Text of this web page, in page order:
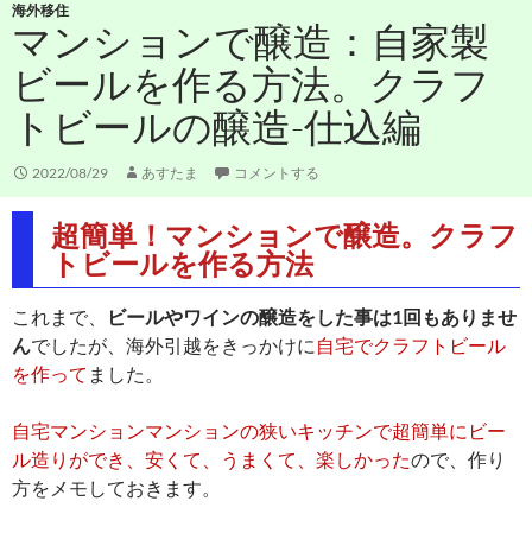
海外移住
マンションで醸造：自家製
ビールを作る方法。クラフ
トビールの醸造-仕込編
2022/08/29 あすたま コメントする
超簡単！マンションで醸造。クラフ
トビールを作る方法
これまで、
ビールやワインの醸造をした事は1回もありませ
んでしたが、海外引越をきっかけに 自宅でクラフトビール
を作って ました。
自宅マンションマンションの狭いキッチンで超簡単にビー
ル造りができ、安くて、うまくて、楽しかったので、作り
方をメモしておきます。